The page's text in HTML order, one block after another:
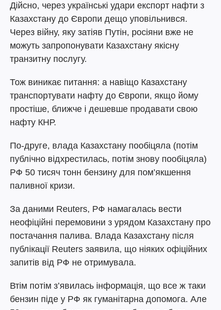
Дійсно, через українські удари експорт нафти з
Казахстану до Європи дещо уповільнився.
Через війну, яку затіяв Путін, росіяни вже не
можуть запропонувати Казахстану якісну
транзитну послугу.
Тож виникає питання: а навіщо Казахстану
транспортувати нафту до Європи, якщо йому
простіше, ближче і дешевше продавати свою
нафту КНР.
По-друге, влада Казахстану пообіцяла (потім
публічно відхрестилась, потім знову пообіцяла)
РФ 50 тисяч тонн бензину для пом’якшення
паливної кризи.
За даними Reuters, РФ намагалась вести
неофіційні перемовини з урядом Казахстану про
постачання палива. Влада Казахстану після
публікації Reuters заявила, що ніяких офіційних
запитів від РФ не отримувала.
Втім потім з’явилась інформація, що все ж таки
бензин піде у РФ як гуманітарна допомога. Але